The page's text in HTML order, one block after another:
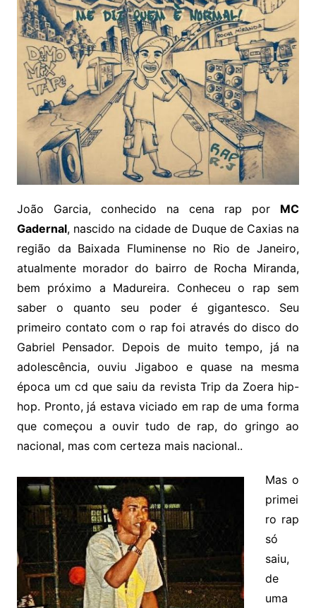
João Garcia, conhecido na cena rap por MC
Gadernal, nascido na cidade de Duque de Caxias na
região da Baixada Fluminense no Rio de Janeiro,
atualmente morador do bairro de Rocha Miranda,
bem próximo a Madureira. Conheceu o rap sem
saber o quanto seu poder é gigantesco. Seu
primeiro contato com o rap foi através do disco do
Gabriel Pensador. Depois de muito tempo, já na
adolescência, ouviu Jigaboo e quase na mesma
época um cd que saiu da revista Trip da Zoera hip-
hop. Pronto, já estava viciado em rap de uma forma
que começou a ouvir tudo de rap, do gringo ao
nacional, mas com certeza mais nacional..
Mas o
primei
ro rap
só
saiu,
de
uma